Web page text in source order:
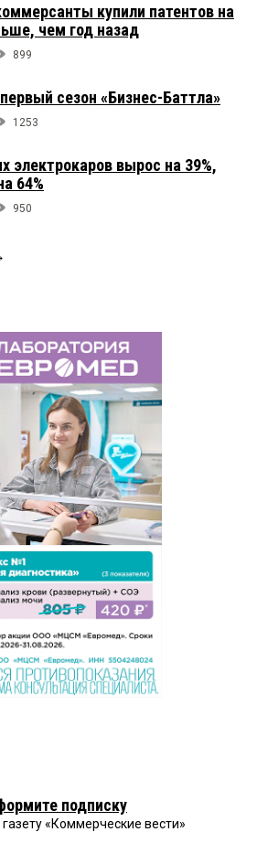
купили патентов на
чем год назад
899
сезон «Бизнес-Баттла»
1253
электрокаров вырос на 39%,
64%
950
подписку
газету «Коммерческие вести»